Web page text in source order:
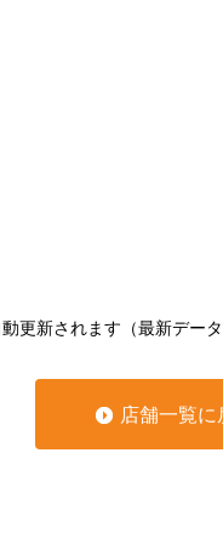
更新されます（最新デー
店舗一覧に